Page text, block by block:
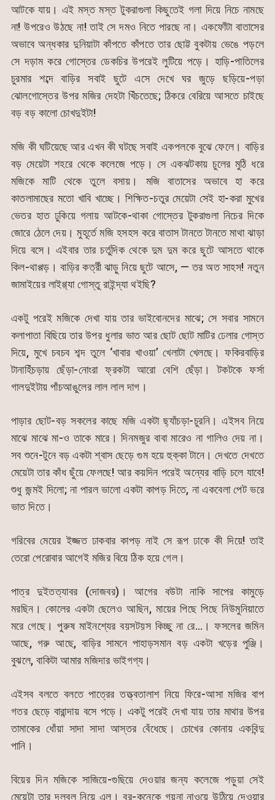
আটকে যায়। এই মস্ত মস্ত টুকরাগুলা কিছুতেই গলা দিয়ে নিচে নামছে
না! উপরেও উঠছে না! তাই সে দমও নিতে পারছে না। একফোঁটা বাতাসের
অভাবে অন্ধকার দুনিয়াটা কাঁপতে কাঁপতে তার ছোট্ট বুকটায় ভেঙে পড়লে
সে দড়াম করে গোস্তের ডেকচির উপরেই লুটিয়ে পড়ে। হাড়ি-পাতিলের
চুরমার শব্দে বাড়ির সবাই ছুটে এসে দেখে ঘর জুড়ে ছড়িয়ে-পড়া
ঝোলগোস্তের উপর মজির দেহটা খিঁচতেছে; ঠিকরে বেরিয়ে আসতে চাইছে
বড় বড় কালো চোখদুইটা!
মজি কী ঘটিয়েছে আর এখন কী ঘটছে সবাই একপলকে বুঝে ফেলে। বাড়ির
বড় মেয়েটা শহরে থেকে কলেজে পড়ে। সে একঝটকায় চুলের মুঠি ধরে
মজিকে মাটি থেকে তুলে বসায়। মজি বাতাসের অভাবে হা করে
কাতলামাছের মতো খাবি খাচ্ছে। শিক্ষিত-চতুর মেয়েটা সেই হা-করা মুখের
ভেতর হাত ঢুকিয়ে গলায় আটকে-থাকা গোস্তের টুকরাগুলা নিচের দিকে
জোরে ঠেলে দেয়। মুহূর্তে মজি হসহস করে বাতাস টানতে টানতে মাথা ঝাড়া
দিয়ে বসে। এইবার তার চর্তুদিক থেকে দুম দুম করে ছুটে আসতে থাকে
কিল-থাপ্পড়। বাড়ির কর্ত্রী ঝাড়ু নিয়ে ছুটে আসে, — তর অত সাহস! নতুন
জামাইয়ের লাইগ্গ্যা গোস্তু রাইন্দ্যা থইছি?
একটু পরেই মজিকে দেখা যায় তার ভাইবোনদের মাঝে; সে সবার সামনে
কলাপাতা বিছিয়ে তার উপর ধুলার ভাত আর ছোট ছোট মাটির ঢেলার গোস্ত
দিয়ে, মুখে চবচব শব্দ তুলে ‘খাবার খাওয়া’ খেলাটা খেলছে। ফকিরবাড়ির
টানাহিঁচড়ায় ছেঁড়া-নোংরা ফ্রকটা আরো বেশি ছেঁড়া। টকটকে ফর্সা
গালদুইটায় পাঁচআঙুলের লাল লাল দাগ।
পাড়ার ছোট-বড় সকলের কাছে মজি একটা ছ্যাঁচড়া-চুরনি। এইসব নিয়ে
মাঝে মাঝে মা-ও তাকে মারে। দিনমজুর বাবা মারেও না গালিও দেয় না।
সব শুনে-টুনে বড় একটা শ্বাস ছেড়ে গুম হয়ে হুক্কা টানে। দেখতে দেখতে
মেয়েটা তার কাঁধ ছুঁয়ে ফেলছে! আর কয়দিন পরেই অন্যের বাড়ি চলে যাবে!
শুধু জন্মই দিলো; না পারল ভালো একটা কাপড় দিতে, না একবেলা পেট ভরে
ভাত দিতে।
গরিবের মেয়ের ইজ্জত ঢাকবার কাপড় নাই সে রূপ ঢাকে কী দিয়ে! তাই
তেরো পেরোবার আগেই মজির বিয়ে ঠিক হয়ে গেল।
পাত্র দুইতত্যাবর (দোজবর)। আগের বউটা নাকি সাপের কামুড়ে
মরছিন। কোলের একটা ছেলেও আছিন, মায়ের পিছে পিছে নিউমুনিয়াতে
মরে গেছে। পুরুষ মাইনশ্যের বয়সটয়স কিচ্ছু না রে…। ফসলের জমিন
আছে, গরু আছে, বাড়ির সামনে পাহাড়সমান বড় একটা খড়ের পুঞ্জি।
বুঝলে, বাকিটা আমার মজিদার ভাইগগ্য।
এইসব বলতে বলতে পাত্রের তত্ত্বতালাশ নিয়ে ফিরে-আসা মজির বাপ
গতর ছেড়ে বারান্দায় বসে পড়ে। একটু পরেই দেখা যায় তার মাথার উপর
তামাকের ধোঁয়া সাদা সাদা আস্তর বেঁধেছে। চোখের কোনায় একবিন্দু
পানি।
বিয়ের দিন মজিকে সাজিয়ে-গুছিয়ে দেওয়ার জন্য কলেজে পড়ুয়া সেই
মেয়েটা তার দলবল নিয়ে এল। বর-কনেকে গয়না নাওয়ে উঠিয়ে দেওয়ার